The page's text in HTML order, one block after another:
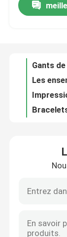
À propos de
Contrôle de
Contactez-
Formez le
Moules de